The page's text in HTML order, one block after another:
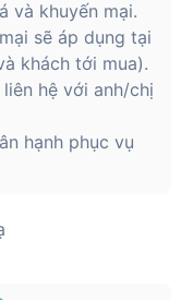
và khuyến mại.
sẽ áp dụng tại
khách tới mua).
hệ với anh/chị
hạnh phục vụ